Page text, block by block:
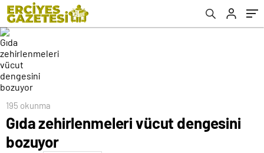
195 okunma
Gıda zehirlenmeleri vücut dengesini
bozuyor